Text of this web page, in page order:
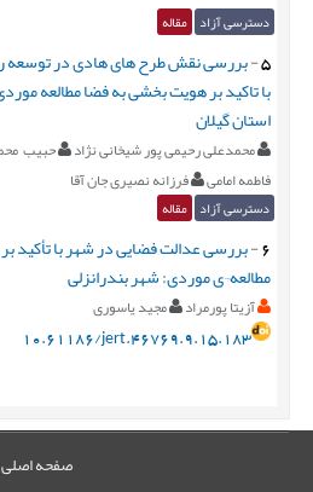
دسترسی آزاد مقاله
5
-بررسی نقش طرح های هادی در توسعه
با تاکید بر هویت بخشی به فضا مطالعه
استان گیلان
محمدعلی رحیمی پور شیخانی نژاد حبیب
فاطمه امامی
فرزانه نصیری جان آقا
دسترسی آزاد مقاله
6
-بررسی عدالت فضایی در شهر با تأکید
مطالعه¬ی موردی: شهر بندرانزلی
آزیتا پورمراد مجید یاسوری
10.61186/jert.46769.9.15.183
صفحه اصلی